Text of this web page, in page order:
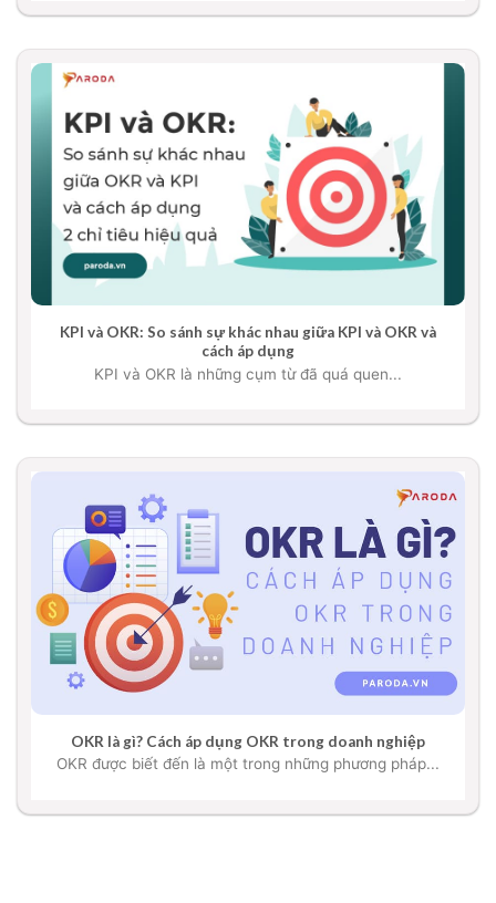
KPI và OKR: So sánh sự khác nhau giữa KPI và OKR và
cách áp dụng
KPI và OKR là những cụm từ đã quá quen...
OKR là gì? Cách áp dụng OKR trong doanh nghiệp
OKR được biết đến là một trong những phương pháp...